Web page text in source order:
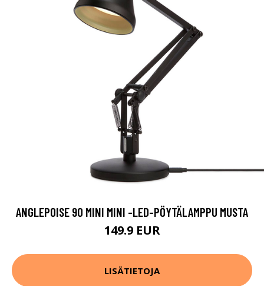
ANGLEPOISE 90 MINI MINI -LED-PÖYTÄLAMPPU MUSTA
149.9 EUR
LISÄTIETOJA